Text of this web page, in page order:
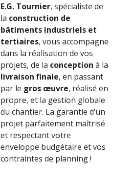
E.G. Tournier, spécialiste de
la construction de
bâtiments industriels et
tertiaires, vous accompagne
dans la réalisation de vos
projets, de la conception à la
livraison finale, en passant
par le gros œuvre, réalisé en
propre, et la gestion globale
du chantier. La garantie d’un
projet parfaitement maîtrisé
et respectant votre
enveloppe budgétaire et vos
contraintes de planning !